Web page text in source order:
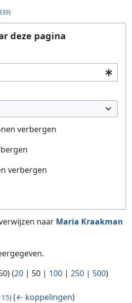
deze pagina
verbergen
verbergen
naar Maria Kraakman
) (20 | 50 | 100 | 250 | 500)
(← koppelingen)